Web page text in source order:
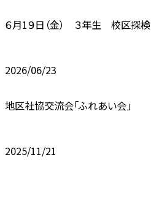
６月1９日（金） ３年生 校区探検
2026/06/23
地区社協交流会「ふれあい会」
2025/11/21